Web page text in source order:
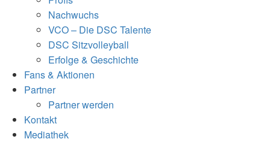
Nachwuchs
VCO – Die DSC Talente
DSC Sitzvolleyball
Erfolge & Geschichte
Fans & Aktionen
Partner
Partner werden
Kontakt
Mediathek